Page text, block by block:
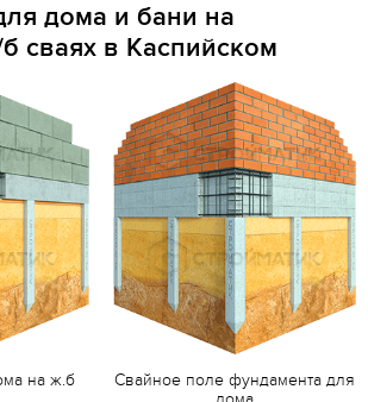
дома и бани на
сваях в Каспийском
на ж.б
Свайное поле фундамента для